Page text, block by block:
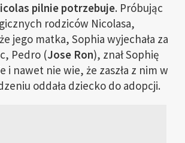
pilnie potrzebuje. Próbując
rodziców Nicolasa,
jego matka, Sophia wyjechała za
Pedro (Jose Ron), znał Sophię
nawet nie wie, że zaszła z nim w
oddała dziecko do adopcji.